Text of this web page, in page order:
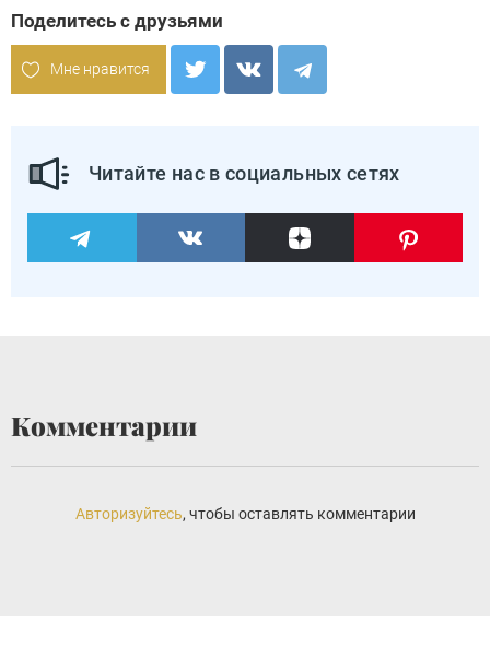
Поделитесь с друзьями
Мне нравится
Читайте нас в социальных сетях
Комментарии
Авторизуйтесь, чтобы оставлять комментарии